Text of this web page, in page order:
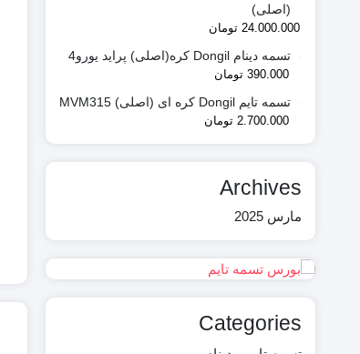
(اصلی)
24.000.000 تومان
تسمه دینام Dongil کره(اصلی) پراید یورو4
390.000 تومان
تسمه تایم Dongil کره ای (اصلی) MVM315
2.700.000 تومان
Archives
مارس 2025
Categories